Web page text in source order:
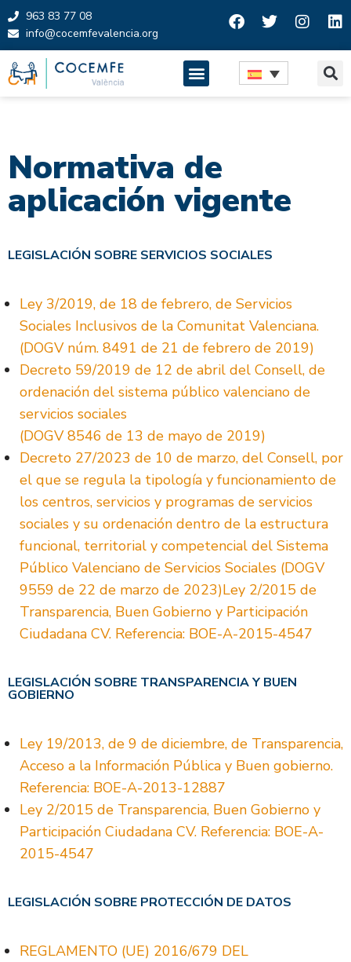
Saltar
al
contenido
963 83 77 08
info@cocemfevalencia.org
Normativa de
aplicación vigente
LEGISLACIÓN SOBRE SERVICIOS SOCIALES
Ley 3/2019, de 18 de febrero, de Servicios
Sociales Inclusivos de la Comunitat Valenciana.
(DOGV núm. 8491 de 21 de febrero de 2019)
Decreto 59/2019 de 12 de abril del Consell, de
ordenación del sistema público valenciano de
servicios sociales
(DOGV 8546 de 13 de mayo de 2019)
Decreto 27/2023 de 10 de marzo, del Consell, por
el que se regula la tipología y funcionamiento de
los centros, servicios y programas de servicios
sociales y su ordenación dentro de la estructura
funcional, territorial y competencial del Sistema
Público Valenciano de Servicios Sociales (DOGV
9559 de 22 de marzo de 2023)Ley 2/2015 de
Transparencia, Buen Gobierno y Participación
Ciudadana CV. Referencia: BOE-A-2015-4547
LEGISLACIÓN SOBRE TRANSPARENCIA Y BUEN
GOBIERNO
Ley 19/2013, de 9 de diciembre, de Transparencia,
Acceso a la Información Pública y Buen gobierno.
Referencia: BOE-A-2013-12887
Ley 2/2015 de Transparencia, Buen Gobierno y
Participación Ciudadana CV. Referencia: BOE-A-
2015-4547
LEGISLACIÓN SOBRE PROTECCIÓN DE DATOS
REGLAMENTO (UE) 2016/679 DEL